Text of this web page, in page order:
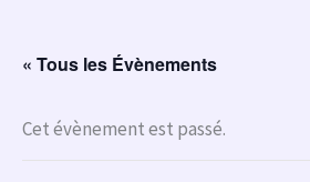
« Tous les Évènements
Cet évènement est passé.